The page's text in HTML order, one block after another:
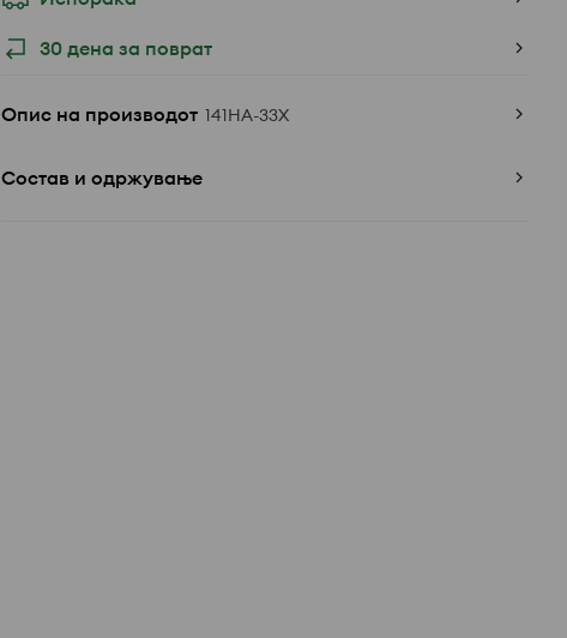
30 дена за поврат
Опис на производот 141HA-33X
Состав и одржување